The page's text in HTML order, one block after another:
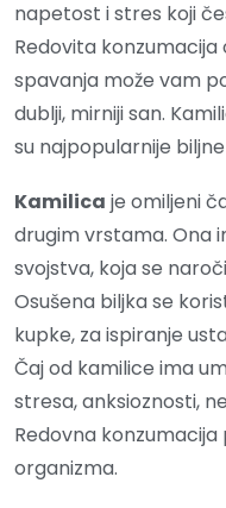
napetost i stres koji
Redovita
spavanja može vam
dublji, mirniji san.
su najpopularnije
Kamilica je omiljeni
drugim vrstama. Ona
svojstva, koja se
Osušena biljka se
kupke, za ispiranje
Čaj od kamilice ima
stresa, anksioznosti,
Redovna
organizma.